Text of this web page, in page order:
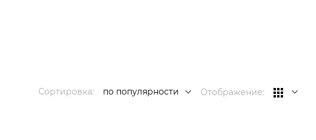
Сортировка: по популярности Отображение: